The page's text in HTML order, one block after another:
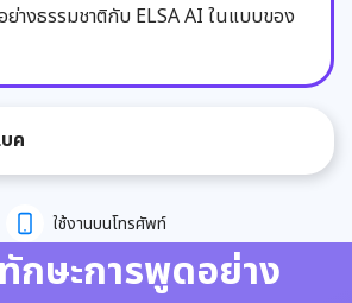
างธรรมชาติกับ ELSA AI ในแบบของ
ค
ใช้งานบนโทรศัพท์
ษะการพูดอย่าง